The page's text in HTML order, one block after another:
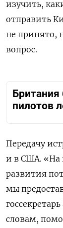
изучить,
отправить
не принято,
вопрос.
Британия
пилотов
Передачу
и в США. «На
развития
мы
словам,